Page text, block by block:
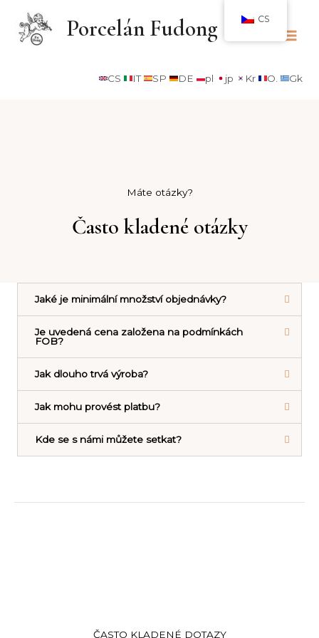
Porcelán Fudong
CS IT SP DE pl jp Kr O. Gk
Máte otázky?
Často kladené otázky
Jaké je minimální množství objednávky?
Je uvedená cena založena na podmínkách
FOB?
Jak dlouho trvá výroba?
Jak mohu provést platbu?
Kde se s námi můžete setkat?
ČASTO KLADENÉ DOTAZY
CS